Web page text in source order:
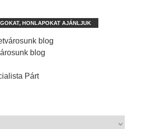
HONLAPOKAT AJÁNLJUK
blog
blog
Párt